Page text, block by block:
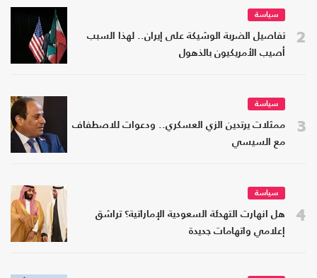
2
سياسة
تفاصيل الضربة الوشيكة على إيران.. لهذا السبب
أصيب الأمريكيون بالذهول
3
سياسة
ممثلات يرتدين الزي العسكري.. ودعوات للاصطفاف
مع السيسي
4
سياسة
هل انهارت التهدئة السعودية الإماراتية؟ تراشق
إعلامي واتهامات جديدة